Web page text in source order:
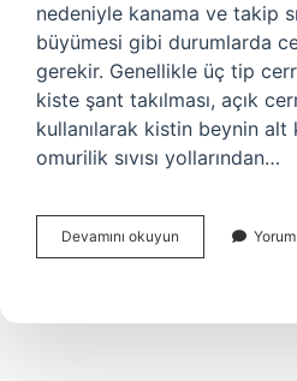
nedeniyle kanama ve takip
büyümesi gibi durumlarda
gerekir. Genellikle üç tip
kiste şant takılması, açık
kullanılarak kistin beynin alt
omurilik sıvısı yollarından…
Devamını okuyun Araknoid
Kist
Demek